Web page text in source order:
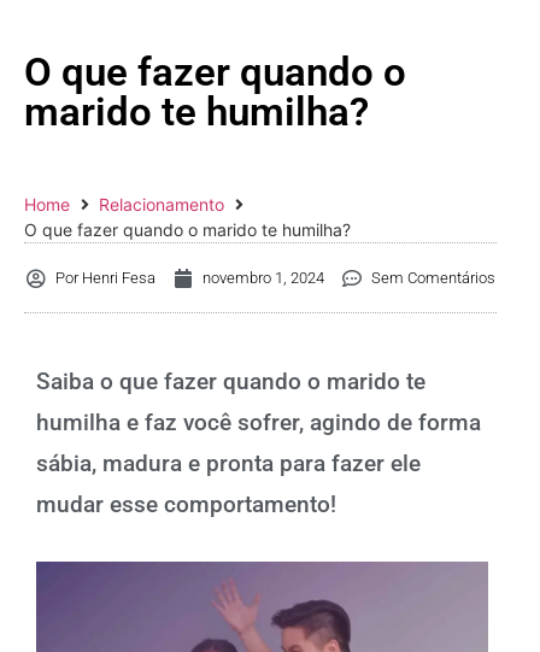
O que fazer quando o
marido te humilha?
Home
Relacionamento
O que fazer quando o marido te humilha?
PorHenri Fesa novembro 1, 2024 Sem Comentários
Saiba o que fazer quando o marido te
humilha e faz você sofrer, agindo de forma
sábia, madura e pronta para fazer ele
mudar esse comportamento!